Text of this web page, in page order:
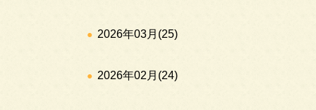
2026年03月 (25)
2026年02月 (24)